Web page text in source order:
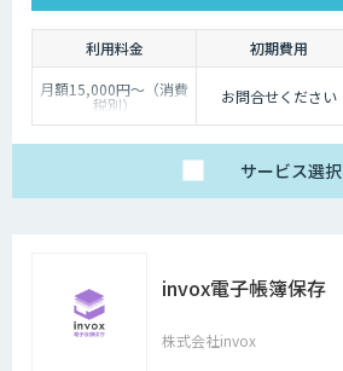
利用料金 初期費用
月額15,000円～（消費
税別）
（人の目によるデータ
修正代行）：サービス
利用料と併せて月額
た電子保存）：＋月額
1,000円～（消費税
別）
お問合せください
サービス選択
invox電子帳簿保存
株式会社invox